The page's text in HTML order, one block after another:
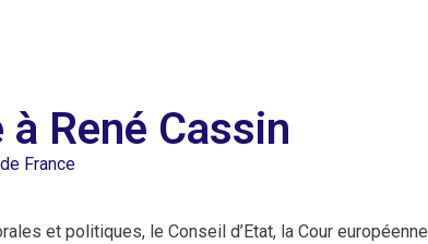
René Cassin
France
et politiques, le Conseil d’Etat, la Cour européenne